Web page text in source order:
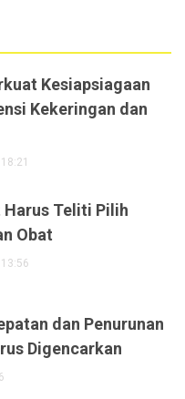
Kesiapsiagaan
Kekeringan dan
Teliti Pilih
Obat
dan Penurunan
Digencarkan